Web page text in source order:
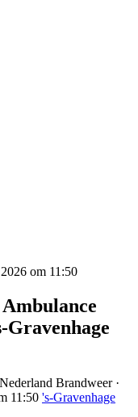
om 11:50
Gravenhage
Brandweer ·
11:50 's-Gravenhage